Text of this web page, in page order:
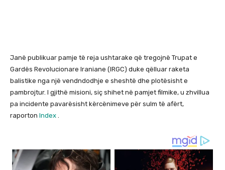
Janë publikuar pamje të reja ushtarake që tregojnë Trupat e
Gardës Revolucionare Iraniane (IRGC) duke qëlluar raketa
balistike nga një vendndodhje e sheshtë dhe plotësisht e
pambrojtur. I gjithë misioni, siç shihet në pamjet filmike, u zhvillua
pa incidente pavarësisht kërcënimeve për sulm të afërt,
raporton Index .